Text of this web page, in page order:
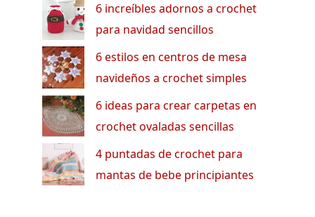
6 increíbles adornos a crochet
para navidad sencillos
6 estilos en centros de mesa
navideños a crochet simples
6 ideas para crear carpetas en
crochet ovaladas sencillas
4 puntadas de crochet para
mantas de bebe principiantes